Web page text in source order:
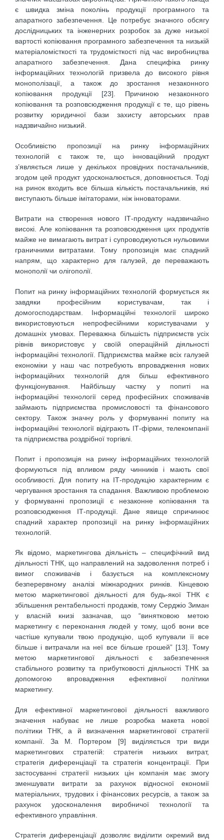
є швидка зміна поколінь продукції програмного та
апаратного забезпечення. Це потребує значного обсягу
дослідницьких та інженерних розробок за дуже низької
вартості копіювання програмного забезпечення та низькій
матеріаломісткості та трудомісткості під час виробництва
апаратного забезпечення. Дана специфіка ринку
інформаційних технологій призвела до високого рівня
монополізації, а також до зростання незаконного
копіювання продукції [23]. Причиною незаконного
копіювання та розповсюдження продукції є те, що рівень
розвитку юридичної бази захисту авторських прав
надзвичайно низький.
Особливістю пропозиції на ринку інформаційних
технологій є також те, що інноваційний продукт
з’являється лише у декількох провідних постачальників,
згодом цей продукт удосконалюється, доповнюється. Тоді
на ринок входить все більша кількість постачальників, які
виступають більше імітаторами, ніж інноваторами.
Витрати на створення нового ІТ-продукту надзвичайно
високі. Але копіювання та розповсюдження цих продуктів
майже не вимагають витрат і супроводжуються нульовими
граничними витратами. Тому пропозиція має спадний
напрям, що характерно для галузей, де переважають
монополії чи олігополії.
Попит на ринку інформаційних технологій формується як
завдяки професійним користувачам, так і
домогосподарствам. Інформаційні технології широко
використовуються непрофесійними користувачами у
домашніх умовах. Переважна більшість підприємств усіх
рівнів використовує у своїй операційній діяльності
інформаційні технології. Підприємства майже всіх галузей
економіки у наш час потребують впровадження нових
інформаційних технологій для більш ефективного
функціонування. Найбільшу частку у попиті на
інформаційні технології серед професійних споживачів
займають підприємства промисловості та фінансового
сектору. Також значну роль у формуванні попиту на
інформаційні технології відіграють ІТ-фірми, телекомпанії
та підприємства роздрібної торгівлі.
Попит і пропозиція на ринку інформаційних технологій
формуються під впливом ряду чинників і мають свої
особливості. Для попиту на ІТ-продукцію характерним є
чергування зростання та спадання. Важливою проблемою
у формуванні пропозиції є незаконне копіювання та
розповсюдження ІТ-продукції. Дане явище спричинює
спадний характер пропозиції на ринку інформаційних
технологій.
Як відомо, маркетингова діяльність – специфічний вид
діяльності ТНК, що направлений на задоволення потреб і
вимог споживачів і базується на комплексному
безперервному аналізі міжнародних ринків. Кінцевою
метою маркетингової діяльності для будь-якої ТНК є
збільшення рентабельності продажів, тому Серджіо Зиман
у власній книзі зазначав, що “винятковою метою
маркетингу є переконання людей у тому, щоб вони все
частіше купували твою продукцію, щоб купували її все
більше і витрачали на неї все більше грошей” [13]. Тому
метою маркетингової діяльності є забезпечення
стабільного розвитку та прибутковості діяльності ТНК за
допомогою впровадження ефективної політики
маркетингу.
Для ефективної маркетингової діяльності важливого
значення набуває не лише розробка макета нової
політики ТНК, а й визначення маркетингової стратегії
компанії. За М. Портером [9] виділяється три види
маркетингових стратегій: стратегія низьких витрат,
стратегія диференціації та стратегія концентрації. При
застосуванні стратегії низьких цін компанія має змогу
зменшувати витрати за рахунок відносної економії
матеріальних, трудових і фінансових ресурсів, а також за
рахунок удосконалення виробничої технології та
ефективного управління.
Стратегія диференціації дозволяє виділити окремий вид